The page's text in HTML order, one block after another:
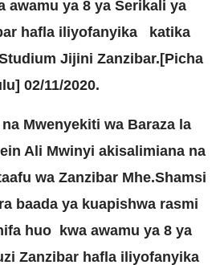
awamu ya 8 ya Serikali ya
hafla iliyofanyika katika
Jijini Zanzibar.[Picha
02/11/2020.
Mwenyekiti wa Baraza la
Ali Mwinyi akisalimiana na
wa Zanzibar Mhe.Shamsi
baada ya kuapishwa rasmi
huo kwa awamu ya 8 ya
Zanzibar hafla iliyofanyika